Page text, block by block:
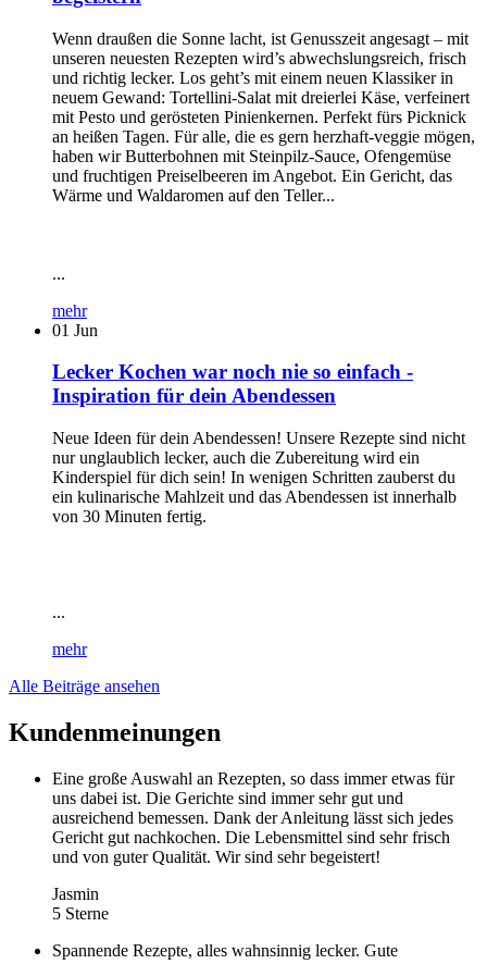
Wenn draußen die Sonne lacht, ist Genusszeit angesagt – mit
unseren neuesten Rezepten wird’s abwechslungsreich, frisch
und richtig lecker. Los geht’s mit einem neuen Klassiker in
neuem Gewand: Tortellini-Salat mit dreierlei Käse, verfeinert
mit Pesto und gerösteten Pinienkernen. Perfekt fürs Picknick
an heißen Tagen. Für alle, die es gern herzhaft-veggie mögen,
haben wir Butterbohnen mit Steinpilz-Sauce, Ofengemüse
und fruchtigen Preiselbeeren im Angebot. Ein Gericht, das
Wärme und Waldaromen auf den Teller...
...
mehr
01 Jun
Lecker Kochen war noch nie so einfach -
Inspiration für dein Abendessen
Neue Ideen für dein Abendessen! Unsere Rezepte sind nicht
nur unglaublich lecker, auch die Zubereitung wird ein
Kinderspiel für dich sein! In wenigen Schritten zauberst du
ein kulinarische Mahlzeit und das Abendessen ist innerhalb
von 30 Minuten fertig.
...
mehr
Alle Beiträge ansehen
Kundenmeinungen
Eine große Auswahl an Rezepten, so dass immer etwas für
uns dabei ist. Die Gerichte sind immer sehr gut und
ausreichend bemessen. Dank der Anleitung lässt sich jedes
Gericht gut nachkochen. Die Lebensmittel sind sehr frisch
und von guter Qualität. Wir sind sehr begeistert!
Jasmin
5 Sterne
Spannende Rezepte, alles wahnsinnig lecker. Gute